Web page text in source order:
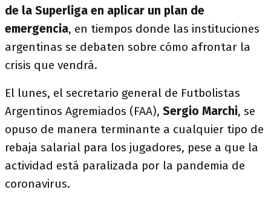
de la Superliga en aplicar un plan de
emergencia, en tiempos donde las instituciones
argentinas se debaten sobre cómo afrontar la
crisis que vendrá.
El lunes, el secretario general de Futbolistas
Argentinos Agremiados (FAA), Sergio Marchi, se
opuso de manera terminante a cualquier tipo de
rebaja salarial para los jugadores, pese a que la
actividad está paralizada por la pandemia de
coronavirus.